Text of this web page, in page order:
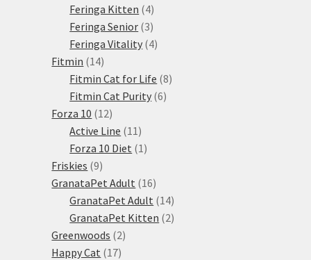
produktů
Feringa Kitten 44
produkty
Feringa Senior 33
produkty
Feringa Vitality 44
Fitmin 1414
produktů
Fitmin Cat for Life 88
Fitmin Cat Purity 66
Forza 10 1212
produktů
Active Line 11 11
produktů
Forza 10 Diet 1 1
Friskies 99
produktů
GranataPet Adult 1616
produktů
GranataPet Adult 1414
produktů
GranataPet Kitten 22
Greenwoods 22
Happy Cat 1717